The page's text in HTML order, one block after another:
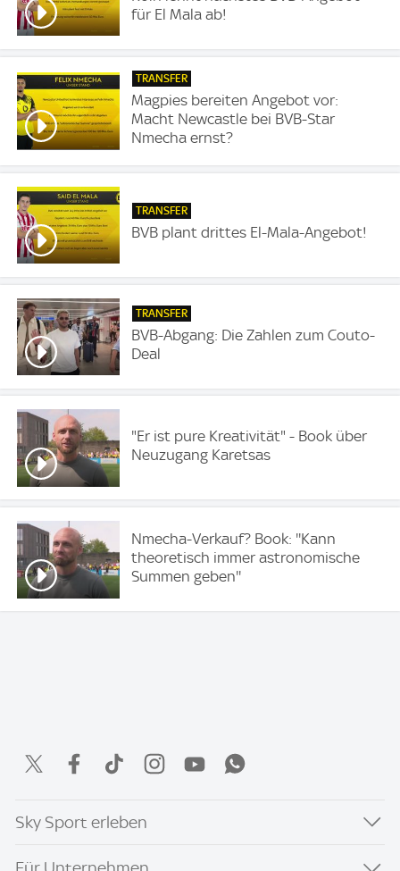
für El Mala ab!
TRANSFER
Magpies bereiten Angebot vor:
Macht Newcastle bei BVB-Star
Nmecha ernst?
TRANSFER
BVB plant drittes El-Mala-Angebot!
TRANSFER
BVB-Abgang: Die Zahlen zum Couto-
Deal
"Er ist pure Kreativität" - Book über
Neuzugang Karetsas
Nmecha-Verkauf? Book: ''Kann
theoretisch immer astronomische
Summen geben''
Sky Sport erleben